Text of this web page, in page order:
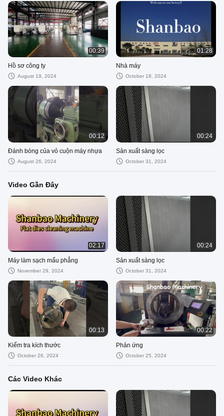
00:39
Hồ sơ công ty
August 19, 2024
01:28
Nhà máy
October 18, 2024
00:12
Đánh bóng của vỏ cuộn máy nhựa
August 26, 2024
00:24
Sản xuất sàng lọc
October 31, 2024
Video Gần Đây
02:17
Máy làm sạch mẩu phẳng
November 29, 2024
00:24
Sản xuất sàng lọc
October 31, 2024
00:13
Kiểm tra kích thước
October 26, 2024
00:22
Phản ứng
October 25, 2024
Các Video Khác